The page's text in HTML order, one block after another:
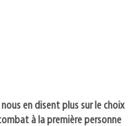
en disent plus sur le choix
à la première personne